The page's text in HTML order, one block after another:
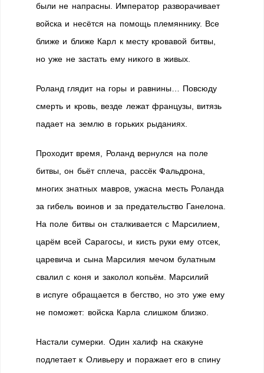
были не напрасны. Император разворачивает
войска и несётся на помощь племяннику. Все
ближе и ближе Карл к месту кровавой битвы,
но уже не застать ему никого в живых.
Роланд глядит на горы и равнины… Повсюду
смерть и кровь, везде лежат французы, витязь
падает на землю в горьких рыданиях.
Проходит время, Роланд вернулся на поле
битвы, он бьёт сплеча, рассёк Фальдрона,
многих знатных мавров, ужасна месть Роланда
за гибель воинов и за предательство Ганелона.
На поле битвы он сталкивается с Марсилием,
царём всей Сарагосы, и кисть руки ему отсек,
царевича и сына Марсилия мечом булатным
свалил с коня и заколол копьём. Марсилий
в испуге обращается в бегство, но это уже ему
не поможет: войска Карла слишком близко.
Настали сумерки. Один халиф на скакуне
подлетает к Оливьеру и поражает его в спину